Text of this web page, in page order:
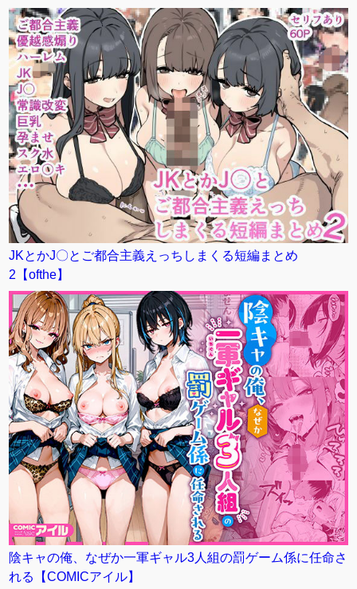
JKとかJ〇とご都合主義えっちしまくる短編まとめ
2【ofthe】
陰キャの俺、なぜか一軍ギャル3人組の罰ゲーム係に任命さ
れる【COMICアイル】